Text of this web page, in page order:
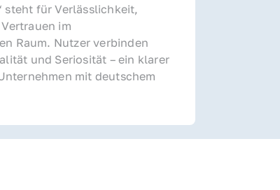
steht für Verlässlichkeit,
im
Raum. Nutzer verbinden
und Seriosität – ein klarer
mit deutschem